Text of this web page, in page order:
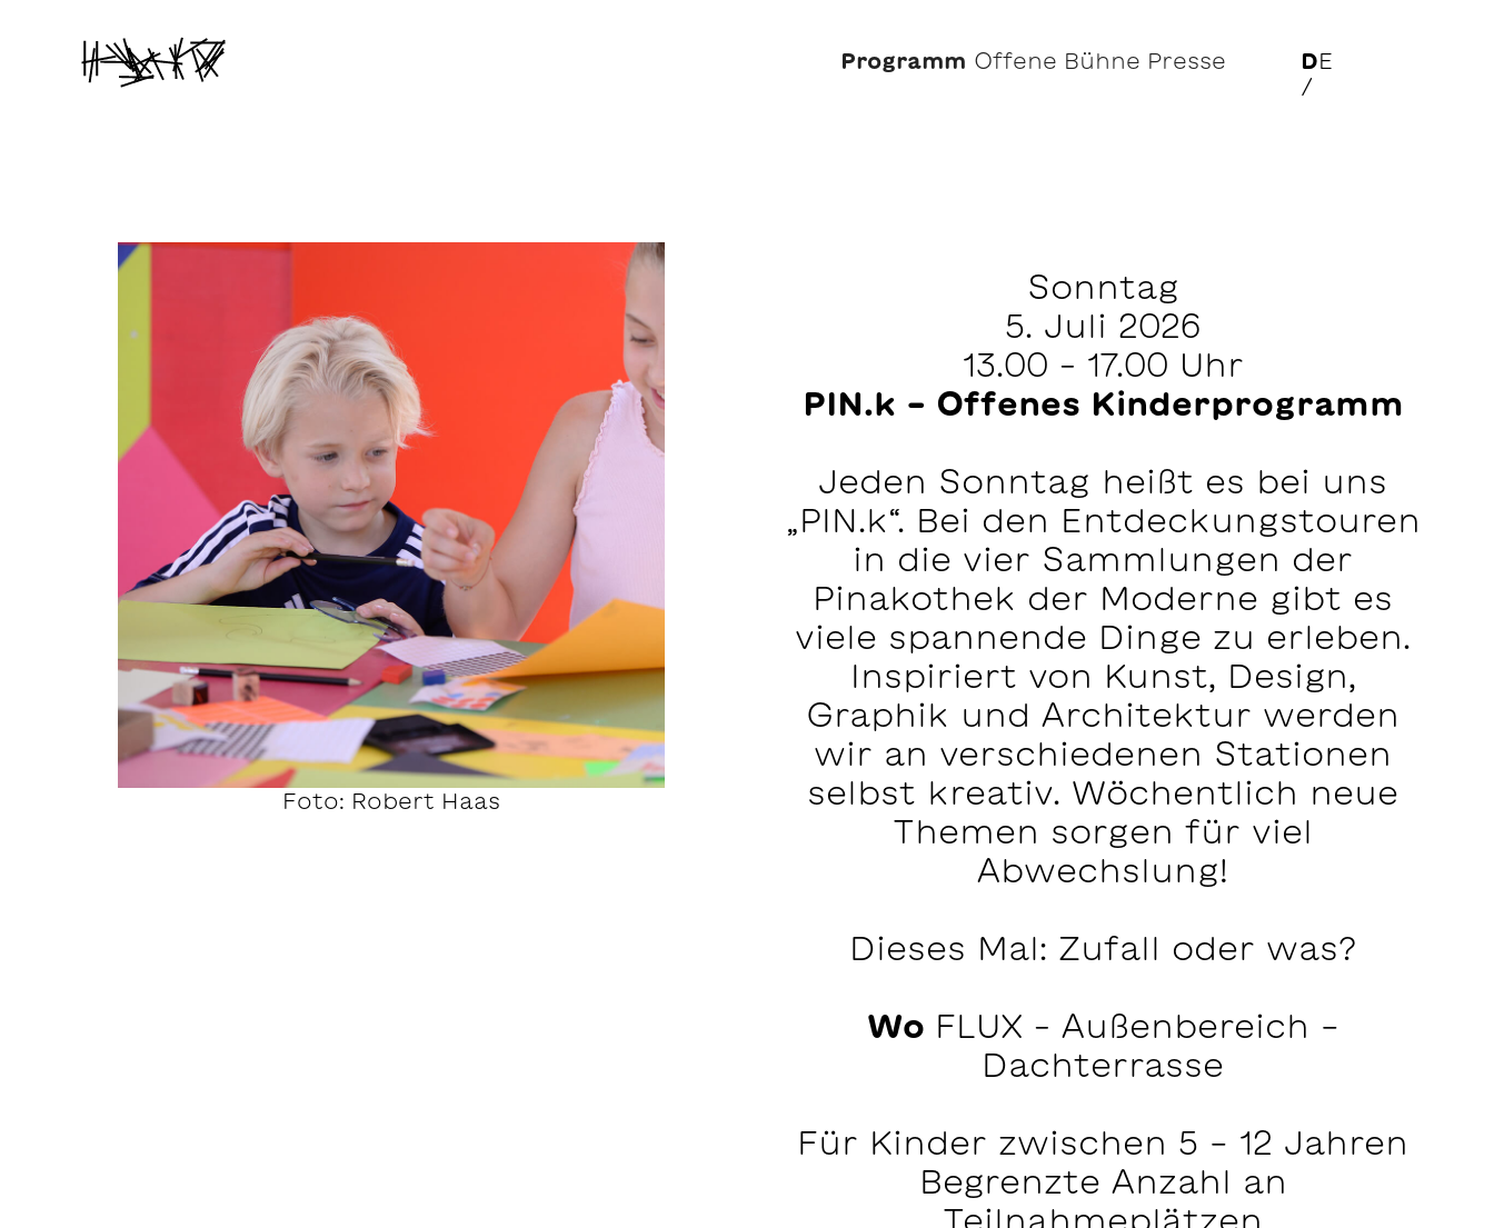
Programm Offene Bühne Presse DE
/
Foto: Robert Haas
Sonntag
5. Juli 2026
13.00 – 17.00 Uhr
PIN.k – Offenes Kinderprogramm
Jeden Sonntag heißt es bei uns
„PIN.k“. Bei den Entdeckungstouren
in die vier Sammlungen der
Pinakothek der Moderne gibt es
viele spannende Dinge zu erleben.
Inspiriert von Kunst, Design,
Graphik und Architektur werden
wir an verschiedenen Stationen
selbst kreativ. Wöchentlich neue
Themen sorgen für viel
Abwechslung!
Dieses Mal: Zufall oder was?
Wo FLUX – Außenbereich -
Dachterrasse
Für Kinder zwischen 5 - 12 Jahren
Begrenzte Anzahl an
Teilnahmeplätzen